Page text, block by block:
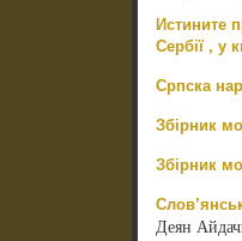
Истините
Сербії , у
Српска
Збірник
Збірник
Деян